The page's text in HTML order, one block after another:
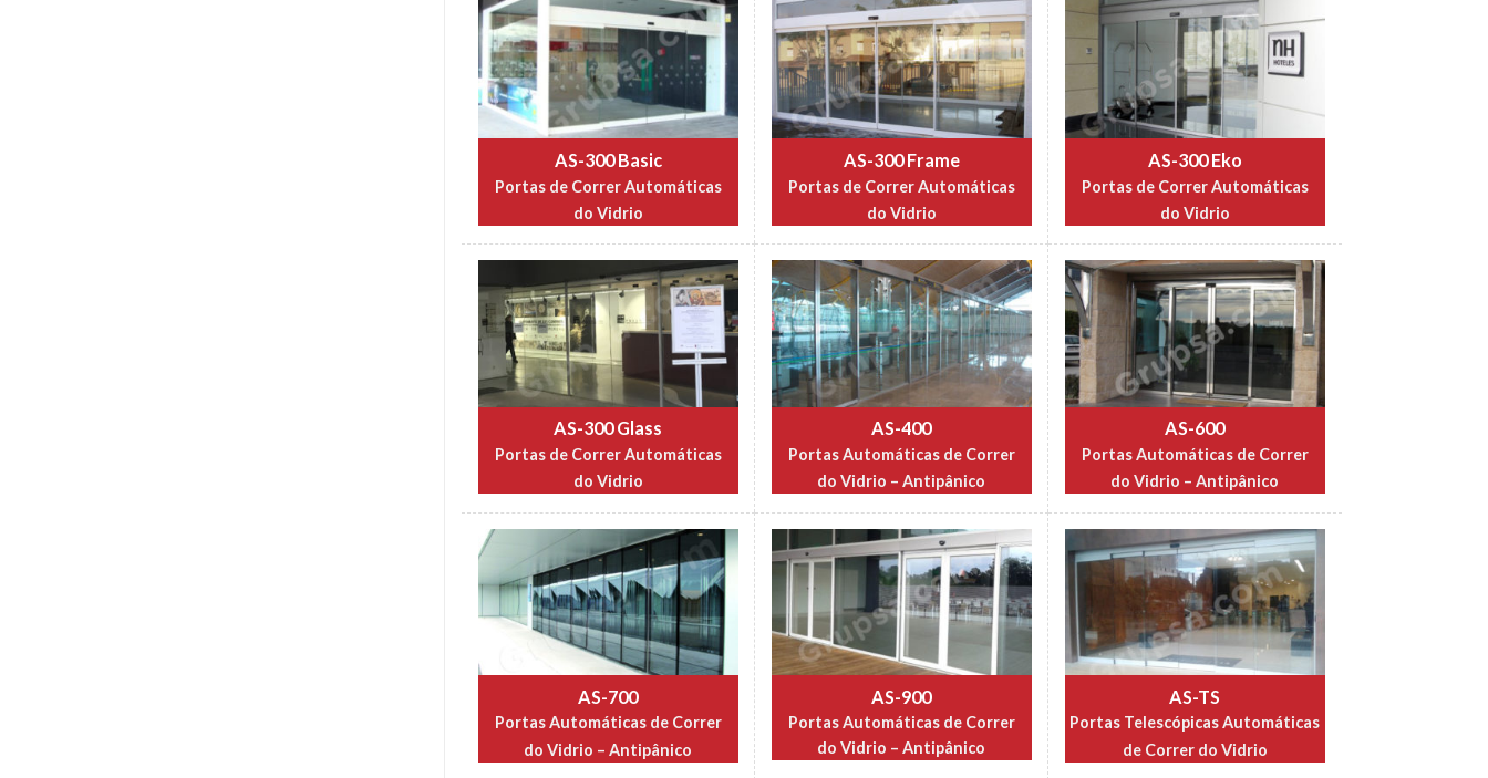
AS-300 Basic
Portas de Correr Automáticas
do Vidrio
AS-300 Frame
Portas de Correr Automáticas
do Vidrio
AS-300 Eko
Portas de Correr Automáticas
do Vidrio
AS-300 Glass
Portas de Correr Automáticas
do Vidrio
AS-400
Portas Automáticas de Correr
do Vidrio – Antipânico
AS-600
Portas Automáticas de Correr
do Vidrio – Antipânico
AS-700
Portas Automáticas de Correr
do Vidrio – Antipânico
AS-900
Portas Automáticas de Correr
do Vidrio – Antipânico
AS-TS
Portas Telescópicas Automáticas
de Correr do Vidrio